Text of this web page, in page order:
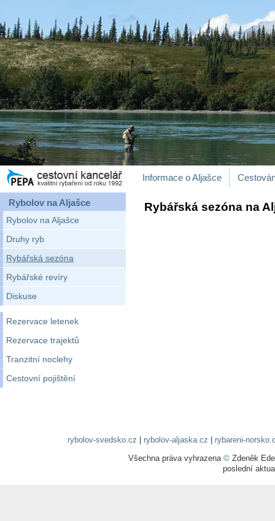
Informace o Aljašce
Rybářská sezóna na
Rybolov na Aljašce
Rybolov na Aljašce
Druhy ryb
Rybářská sezóna
Rybářské revíry
Diskuse
Rezervace letenek
Rezervace trajektů
Tranzitní noclehy
Cestovní pojištění
rybolov-svedsko.cz rybolov-aljaska.cz
rybareni-
Všechna práva vyhrazena © Zdeněk
poslední